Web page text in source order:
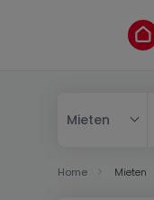
Mieten
Home Mieten